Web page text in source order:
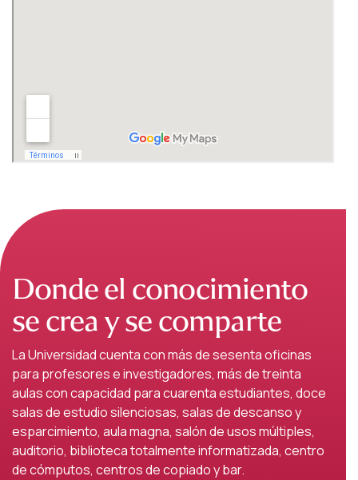
Donde el conocimiento
se crea y se comparte
La Universidad cuenta con más de sesenta oficinas
para profesores e investigadores, más de treinta
aulas con capacidad para cuarenta estudiantes, doce
salas de estudio silenciosas, salas de descanso y
esparcimiento, aula magna, salón de usos múltiples,
auditorio, biblioteca totalmente informatizada, centro
de cómputos, centros de copiado y bar.